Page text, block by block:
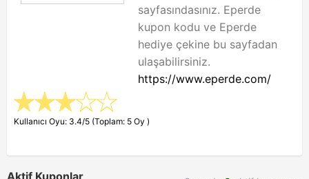
sayfasındasınız. Eperde
kupon kodu ve Eperde
hediye çekine bu sayfadan
ulaşabilirsiniz.
https://www.eperde.com/
Kullanıcı Oyu: 3.4/5 (Toplam: 5 Oy )
Aktif Kuponlar